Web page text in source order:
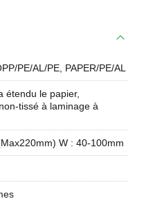
PE/AL/PE, PAPER/PE/AL
étendu le papier,
tissé à laminage à
W : 40-100mm